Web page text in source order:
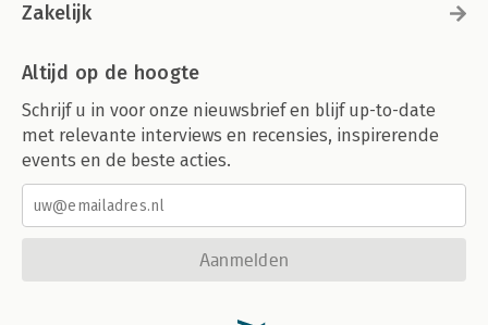
Zakelijk
Altijd op de hoogte
Schrijf u in voor onze nieuwsbrief en blijf up-to-date
met relevante interviews en recensies, inspirerende
events en de beste acties.
Aanmelden